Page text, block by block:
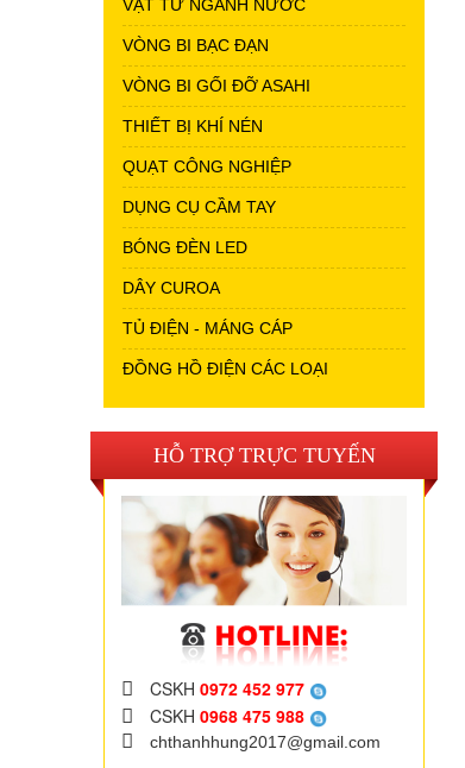
VẬT TƯ NGÀNH NƯỚC
VÒNG BI BẠC ĐẠN
VÒNG BI GỐI ĐỠ ASAHI
THIẾT BỊ KHÍ NÉN
QUẠT CÔNG NGHIỆP
DỤNG CỤ CẦM TAY
BÓNG ĐÈN LED
DÂY CUROA
TỦ ĐIỆN - MÁNG CÁP
ĐỒNG HỒ ĐIỆN CÁC LOẠI
HỖ TRỢ TRỰC TUYẾN
CSKH 0972 452 977
CSKH 0968 475 988
chthanhhung2017@gmail.com